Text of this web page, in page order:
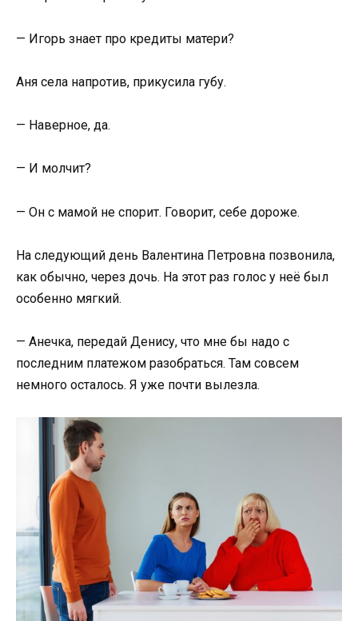
— Игорь знает про кредиты матери?
Аня села напротив, прикусила губу.
— Наверное, да.
— И молчит?
— Он с мамой не спорит. Говорит, себе дороже.
На следующий день Валентина Петровна позвонила,
как обычно, через дочь. На этот раз голос у неё был
особенно мягкий.
— Анечка, передай Денису, что мне бы надо с
последним платежом разобраться. Там совсем
немного осталось. Я уже почти вылезла.